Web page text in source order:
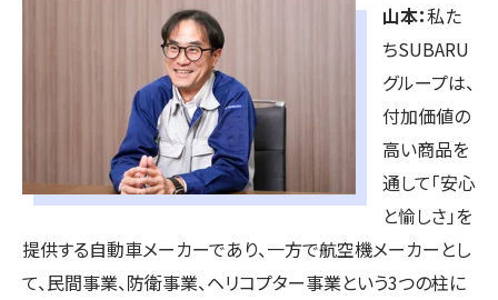
山本：私た
ちSUBARU
グループは、
付加価値の
高い商品を
通して「安心
と愉しさ」を
提供する自動車メーカーであり、一方で航空機メーカーとし
て、民間事業、防衛事業、ヘリコプター事業という3つの柱に